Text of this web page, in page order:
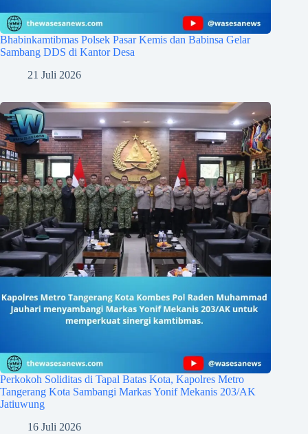
Bhabinkamtibmas Polsek Pasar Kemis dan Babinsa Gelar
Sambang DDS di Kantor Desa
21 Juli 2026
Perkokoh Soliditas di Tapal Batas Kota, Kapolres Metro
Tangerang Kota Sambangi Markas Yonif Mekanis 203/AK
Jatiuwung
16 Juli 2026